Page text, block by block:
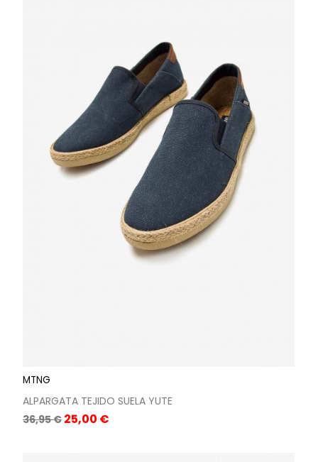
MTNG
ALPARGATA TEJIDO SUELA YUTE
Precio
36,95 € Precio
25,00 €